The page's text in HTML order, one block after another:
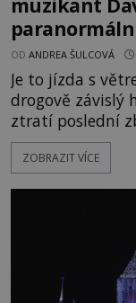
OD ANDREA ŠULCOVÁ
Je to jízda s
drogově závislý
ztratí poslední
po silnicích ve
řetězu. Vše
následně
momentem se
ZOBRAZIT VÍCE